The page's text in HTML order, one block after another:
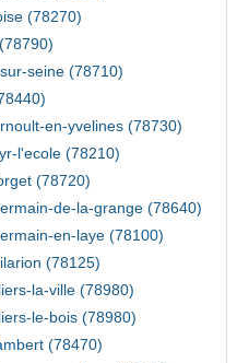
(78270)
seine (78710)
en-yvelines (78730)
l'ecole (78210)
(78720)
de-la-grange (78640)
en-laye (78100)
(78125)
la-ville (78980)
le-bois (78980)
(78470)